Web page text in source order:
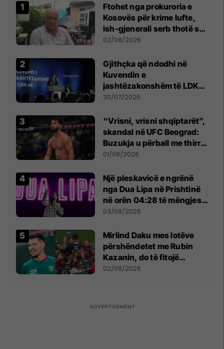
Ftohet nga prokuroria e
Kosovës për krime lufte,
ish-gjenerali serb thotë se
dikush e tradhtoi në
02/08/2026
Gjithçka që ndodhi në
Kuvendin e
jashtëzakonshëm të LDK-
së
30/07/2026
“Vrisni, vrisni shqiptarët”,
skandal në UFC Beograd:
Buzukja u përball me thirrje
anti-shqiptare nga
01/08/2026
Një pleskavicë e ngrënë
nga Dua Lipa në Prishtinë
në orën 04:28 të mëngjesit
- dhe bota digjitale serbe
03/08/2026
Mirlind Daku mes lotëve
përshëndetet me Rubin
Kazanin, do të fitojë
miliona te Spartak Moska
02/08/2026